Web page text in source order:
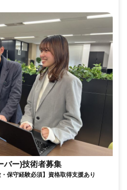
バー)技術者募集
保守経験必須】資格取得支援あり